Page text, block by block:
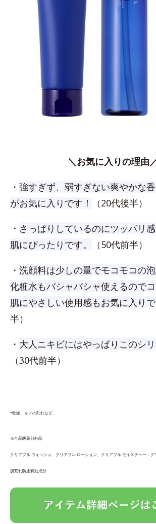
＼お気に入りの理由
・ 強すぎず、弱すぎない爽やかな
がお気に入りです！
（20代後半）
・ さっぱりしているのにツッパリ
肌にぴったりです。
（50代前半）
・ 洗顔料は少しの量でモコモコの泡
化粧水もバシャバシャ使えるのでコ
肌にやさしい使用感もお気に入りで
半）
・ 大人ニキビにはやっぱりこのシリ
（30代前半）
*乾燥、キメの乱れなど
※全品医薬部外品
クリアフル ウォッシュ、​クリアフル ローション、クリアフル モイスチャー：グ
肌荒れ防止有効成分